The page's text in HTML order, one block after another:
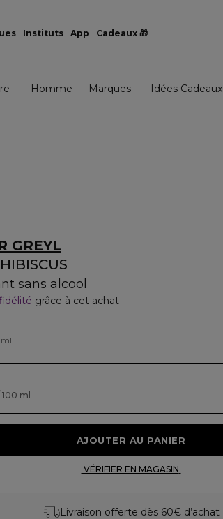
Instituts App Cadeaux 🎁
Homme Marques Idées Cadeaux
GREYL
sans alcool
grâce à cet achat
ml
Livraison offerte dès 60€ d’achat